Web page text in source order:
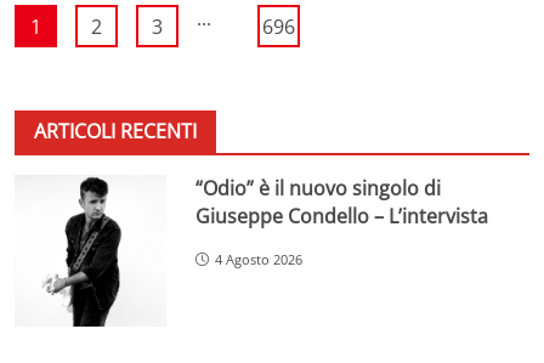
1 2 3 ... 696
ARTICOLI RECENTI
“Odio” è il nuovo singolo di
Giuseppe Condello – L’intervista
4 Agosto 2026